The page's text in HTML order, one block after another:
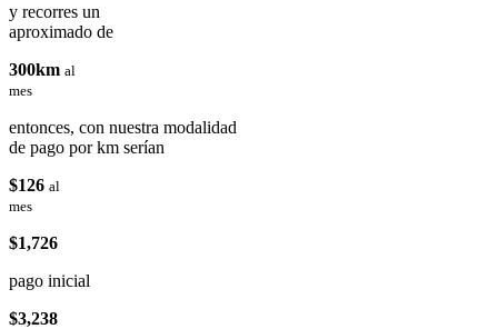
y recorres un
aproximado de
300km al
mes
entonces, con nuestra modalidad
de pago por km serían
$126 al
mes
$1,726
pago inicial
$3,238